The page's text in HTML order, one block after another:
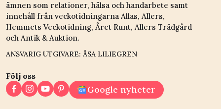
ämnen som relationer, hälsa och handarbete samt
innehåll från veckotidningarna Allas, Allers,
Hemmets Veckotidning, Året Runt, Allers Trädgård
och Antik & Auktion.
ANSVARIG UTGIVARE: ÅSA LILIEGREN
Följ oss
Google nyheter